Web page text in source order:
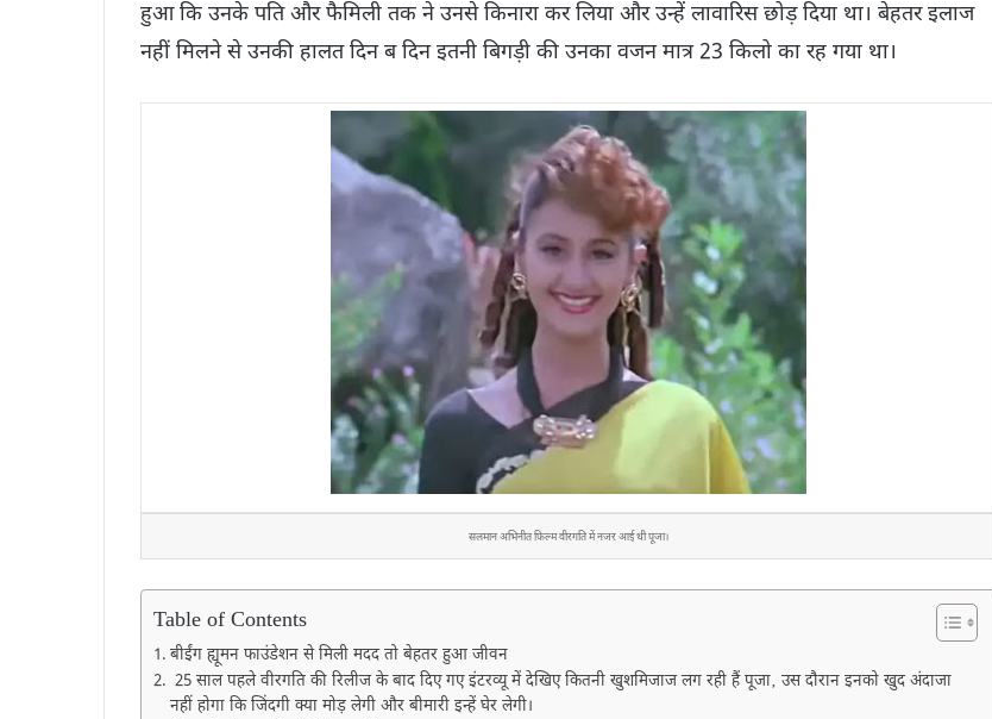
हुआ कि उनके पति और फैमिली तक ने उनसे किनारा कर लिया और उन्हें लावारिस छोड़ दिया था। बेहतर इलाज
नहीं मिलने से उनकी हालत दिन ब दिन इतनी बिगड़ी की उनका वजन मात्र 23 किलो का रह गया था।
सलमान अभिनीत फिल्म वीरगति में नजर आई थी पूजा।
Table of Contents
बीईंग ह्यूमन फाउंडेशन से मिली मदद तो बेहतर हुआ जीवन
25 साल पहले वीरगति की रिलीज के बाद दिए गए इंटरव्यू में देखिए कितनी खुशमिजाज लग रही हैं पूजा‚ उस दौरान इनको खुद अंदाजा
नहीं होगा कि जिंदगी क्या मोड़ लेगी और बीमारी इन्हें घेर लेगी।